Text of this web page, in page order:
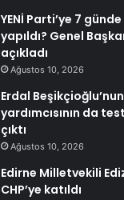
YENİ Parti’ye 7
yapıldı? Genel
açıkladı
Ağustos 10, 2026
Erdal
yardımcısının da
çıktı
Ağustos 10, 2026
Edirne Milletvekili
CHP’ye katıldı